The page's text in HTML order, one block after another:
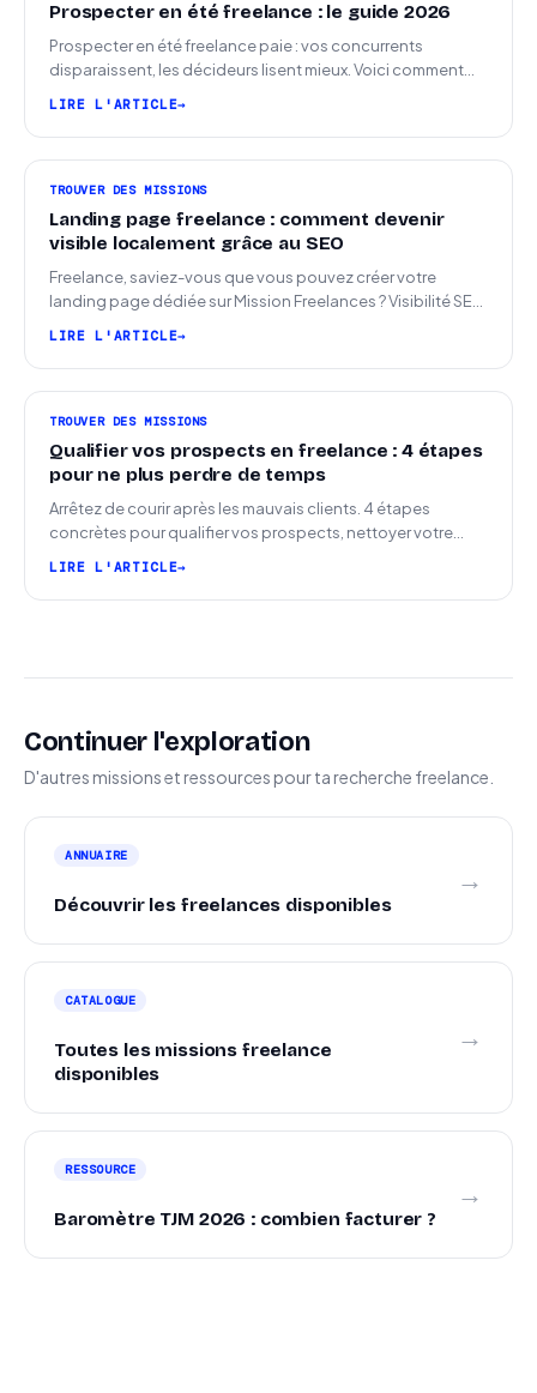
Prospecter en été freelance : le guide 2026
Prospecter en été freelance paie : vos concurrents
disparaissent, les décideurs lisent mieux. Voici comment
LIRE L'ARTICLE
TROUVER DES MISSIONS
Landing page freelance : comment devenir
visible localement grâce au SEO
Freelance, saviez-vous que vous pouvez créer votre
landing page dédiée sur Mission Freelances ? Visibilité SEO
LIRE L'ARTICLE
TROUVER DES MISSIONS
Qualifier vos prospects en freelance : 4 étapes
pour ne plus perdre de temps
Arrêtez de courir après les mauvais clients. 4 étapes
concrètes pour qualifier vos prospects, nettoyer votre
LIRE L'ARTICLE
Continuer l'exploration
D'autres missions et ressources pour ta recherche freelance.
ANNUAIRE
Découvrir les freelances disponibles
→
CATALOGUE
Toutes les missions freelance
disponibles
→
RESSOURCE
Baromètre TJM 2026 : combien facturer ?
→